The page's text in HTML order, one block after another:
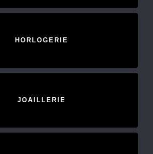
HORLOGERIE
JOAILLERIE